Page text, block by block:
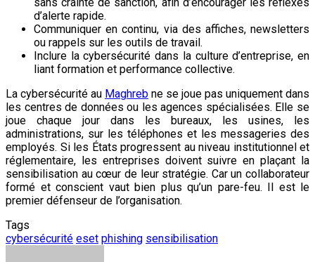
d’alerte rapide.
Communiquer en continu, via des affiches, newsletters
ou rappels sur les outils de travail.
Inclure la cybersécurité dans la culture d’entreprise, en
liant formation et performance collective.
​​​​​​​La cybersécurité au Maghreb ne se joue pas uniquement dans
les centres de données ou les agences spécialisées. Elle se
joue chaque jour dans les bureaux, les usines, les
administrations, sur les téléphones et les messageries des
employés. Si les États progressent au niveau institutionnel et
réglementaire, les entreprises doivent suivre en plaçant la
sensibilisation au cœur de leur stratégie. Car un collaborateur
formé et conscient vaut bien plus qu’un pare-feu. Il est le
premier défenseur de l’organisation.
Tags
cybersécurité eset phishing sensibilisation